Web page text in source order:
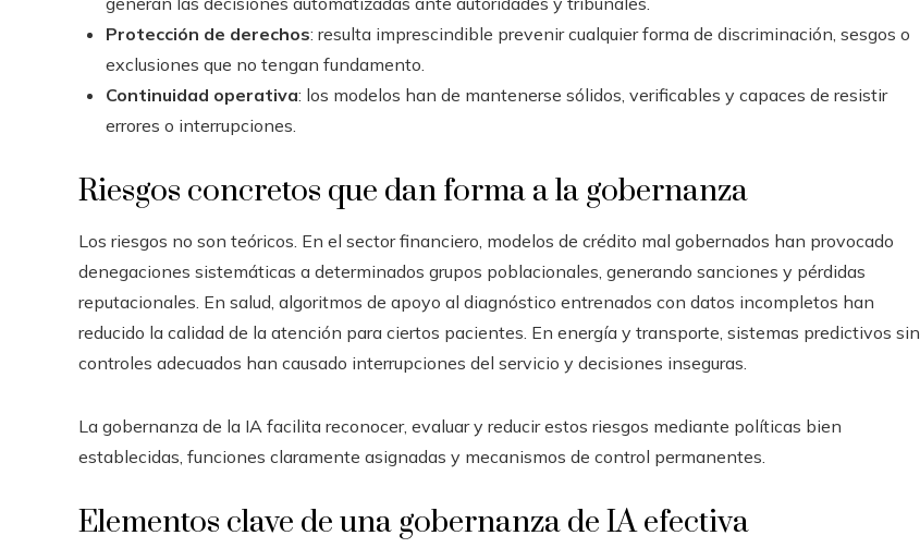
Protección de derechos: resulta imprescindible prevenir cualquier forma de discriminación, sesgos o
exclusiones que no tengan fundamento.
Continuidad operativa: los modelos han de mantenerse sólidos, verificables y capaces de resistir
errores o interrupciones.
Riesgos concretos que dan forma a la gobernanza
Los riesgos no son teóricos. En el sector financiero, modelos de crédito mal gobernados han provocado
denegaciones sistemáticas a determinados grupos poblacionales, generando sanciones y pérdidas
reputacionales. En salud, algoritmos de apoyo al diagnóstico entrenados con datos incompletos han
reducido la calidad de la atención para ciertos pacientes. En energía y transporte, sistemas predictivos sin
controles adecuados han causado interrupciones del servicio y decisiones inseguras.
La gobernanza de la IA facilita reconocer, evaluar y reducir estos riesgos mediante políticas bien
establecidas, funciones claramente asignadas y mecanismos de control permanentes.
Elementos clave de una gobernanza de IA efectiva